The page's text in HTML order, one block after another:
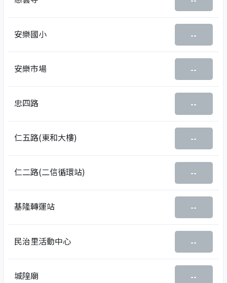
安樂國小 --
安樂市場 --
忠四路 --
仁五路(東和大樓) --
仁二路(二信循環站) --
基隆轉運站 --
民治里活動中心 --
城隍廟 --